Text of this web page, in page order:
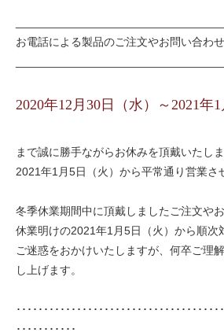
お電話による製品のご注文やお問い合わ
2020年12月30日（水）～2021年1
まで誠に勝手ながらお休みを頂戴いたしま
2021年1月5日（火）から平常通り営業さ
冬季休業期間中に頂戴しましたご注文や
休業明けの2021年1月5日（火）から順次
ご迷惑をおかけいたしますが、何卒ご理
し上げます。
･････････････････････････････････････
･･･････････